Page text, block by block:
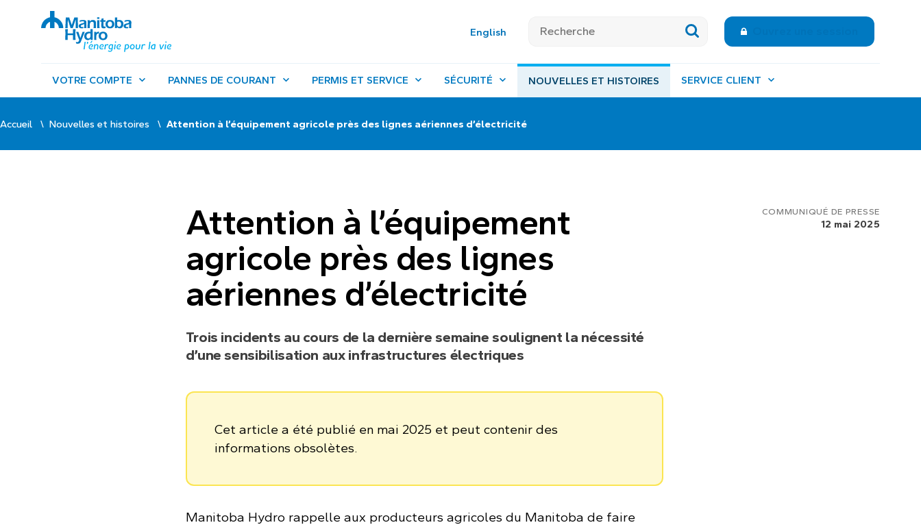
English
VOTRE COMPTE PANNES DE COURANT PERMIS ET SERVICE SÉCURITÉ NOUVELLES ET HISTOIRES SERVICE CLIENT
Accueil Nouvelles et histoires Attention à l’équipement agricole près des lignes aériennes d’électricité
COMMUNIQUÉ DE PRESSE
12 mai 2025
Attention à l’équipement
agricole près des lignes
aériennes d’électricité
Trois incidents au cours de la dernière semaine soulignent la nécessité
d’une sensibilisation aux infrastructures électriques
Cet article a été publié en mai 2025 et peut contenir des
informations obsolètes.
Manitoba Hydro rappelle aux producteurs agricoles du Manitoba de faire